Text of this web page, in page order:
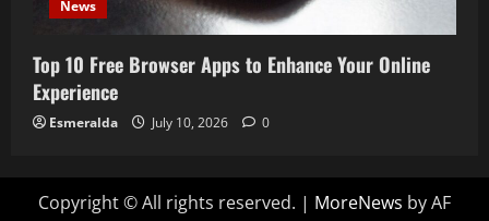
News
Top 10 Free Browser Apps to Enhance Your Online
Experience
Esmeralda July 10, 2026 0
Copyright © All rights reserved. | MoreNews by AF